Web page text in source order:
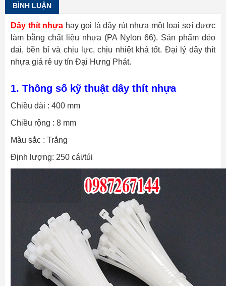
BÌNH LUẬN
Dây thít nhựa hay gọi là dây rút nhựa một loại sợi được
làm bằng chất liệu nhựa (PA Nylon 66). Sản phẩm dẻo
dai, bền bỉ và chịu lực, chịu nhiệt khá tốt. Đại lý dây thít
nhựa giá rẻ uy tín Đại Hưng Phát.
1. Thông số kỹ thuật dây thít nhựa
Chiều dài : 400 mm
Chiều rộng : 8 mm
Màu sắc : Trắng
Định lượng: 250 cái/túi